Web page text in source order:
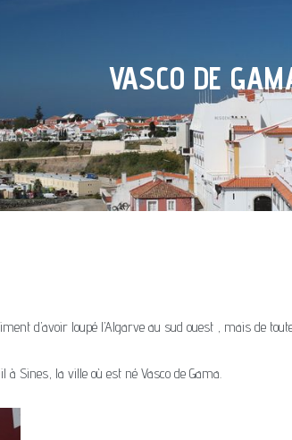
VASCO DE
d’avoir loupé l’Algarve au sud ouest , mais de
Sines, la ville où est né Vasco de Gama.